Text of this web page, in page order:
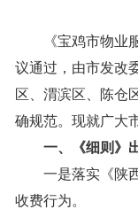
《宝鸡市物业
议通过，由市发改
区、渭滨区、陈仓
确规范。现就广大
一、《细则》
一是落实《陕
收费行为。